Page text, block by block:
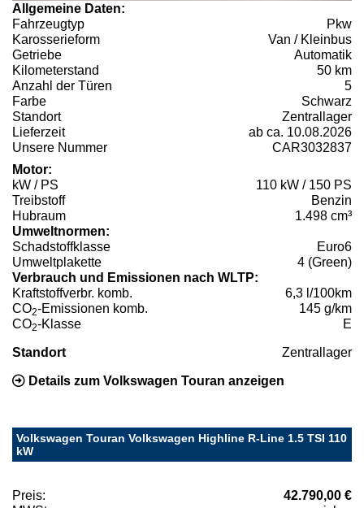
Allgemeine Daten:
Fahrzeugtyp
Pkw
Karosserieform
Van / Kleinbus
Getriebe
Automatik
Kilometerstand
50 km
Anzahl der Türen
5
Farbe
Schwarz
Standort
Zentrallager
Lieferzeit
ab ca. 10.08.2026
Unsere Nummer
CAR3032837
Motor:
kW / PS
110 kW / 150 PS
Treibstoff
Benzin
Hubraum
1.498 cm³
Umweltnormen:
Schadstoffklasse
Euro6
Umweltplakette
4 (Green)
Verbrauch und Emissionen nach WLTP:
Kraftstoffverbr. komb.
6,3 l/100km
CO2-Emissionen komb.
145 g/km
CO2-Klasse E
Standort Zentrallager
Details zum Volkswagen Touran anzeigen
Volkswagen Touran Volkswagen Highline R-Line 1.5 TSI 110
kW
Preis:
42.790,00 €